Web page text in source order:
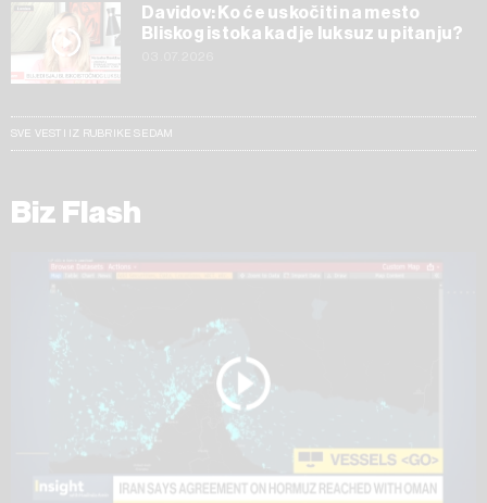
Davidov: Ko će uskočiti na mesto
Bliskog istoka kad je luksuz u pitanju?
SVE VESTI IZ RUBRIKE SEDAM
Biz Flash